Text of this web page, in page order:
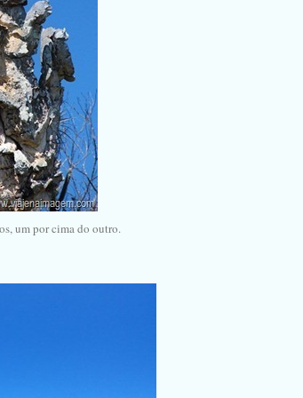
um por cima do outro.